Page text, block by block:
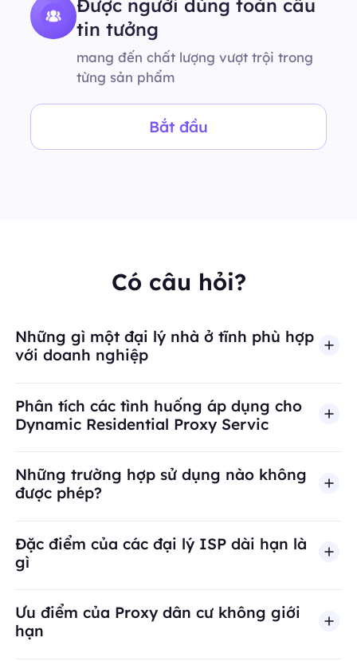
Được người dùng toàn cầu
tin tưởng
mang đến chất lượng vượt trội trong
từng sản phẩm
Bắt đầu
Có câu hỏi?
Những gì một đại lý nhà ở tĩnh phù hợp
với doanh nghiệp
Phân tích các tình huống áp dụng cho
Dynamic Residential Proxy Servic
Những trường hợp sử dụng nào không
được phép?
BestProxy không hỗ trợ gian lận, spam, tương
Đặc điểm của các đại lý ISP dài hạn là
gì
Ưu điểm của Proxy dân cư không giới
hạn